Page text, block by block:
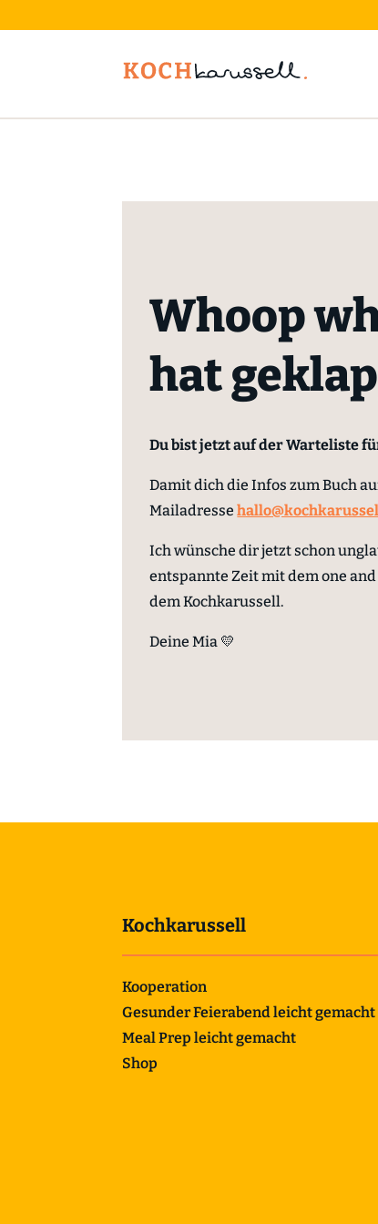
Whoop
hat
Du bist jetzt auf der Warteliste
Damit dich die Infos zum Buch
Mailadresse
Ich wünsche dir jetzt schon
entspannte Zeit mit dem one
dem Kochkarussell.
Deine Mia 💛
Kochkarussell
Kooperation
Gesunder Feierabend leicht gemacht
Meal Prep leicht gemacht
Shop